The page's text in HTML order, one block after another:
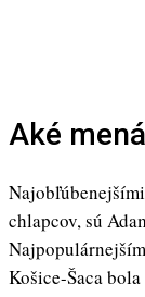
Aké
chlapcov, sú
Košice-Šaca